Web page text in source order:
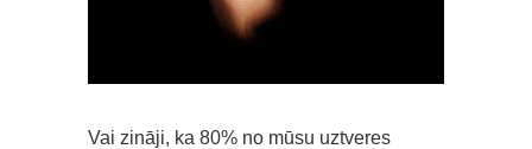
Vai zināji, ka 80% no mūsu uztveres